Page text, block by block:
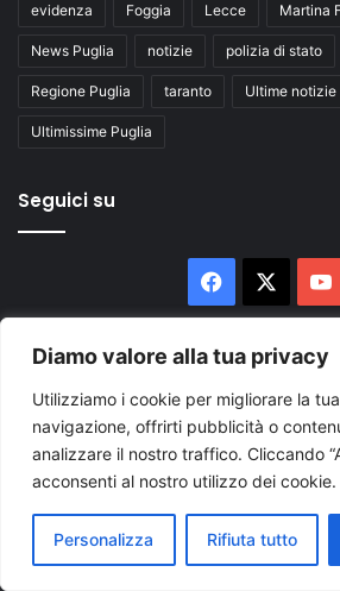
Diamo valore alla tua privacy
Utilizziamo i cookie per migliorare la
navigazione, offrirti pubblicità o
analizzare il nostro traffico. Cliccando
acconsenti al nostro utilizzo dei cookie.
Personalizza Rifiuta tutto
evidenza Foggia Lecce Martina
News Puglia notizie polizia di stato
Regione Puglia taranto Ultime notizie
Ultimissime Puglia
Seguici su
Facebook
Inserisci
indirizzo